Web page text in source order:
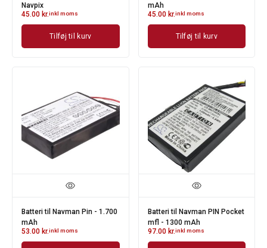
Navpix
45.00 kr.inkl moms
Tilføj til kurv
mAh
45.00 kr.inkl moms
Tilføj til kurv
Batteri til Navman Pin - 1.700
mAh
53.00 kr.inkl moms
Batteri til Navman PIN Pocket
mfl - 1300 mAh
97.00 kr.inkl moms